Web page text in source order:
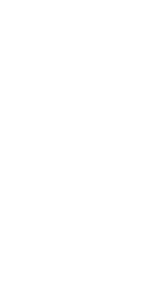
pendientes
buenas